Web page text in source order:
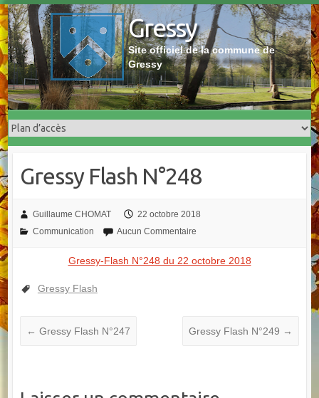
Skip
to
content
Gressy
Site officiel de la commune de
Gressy
Gressy Flash N°248
Guillaume CHOMAT
22 octobre 2018
Communication
Aucun Commentaire
Gressy-Flash N°248 du 22 octobre 2018
Gressy Flash
← Gressy Flash N°247 Gressy Flash N°249 →